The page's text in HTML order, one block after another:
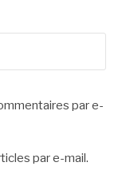
par e-
par e-mail.